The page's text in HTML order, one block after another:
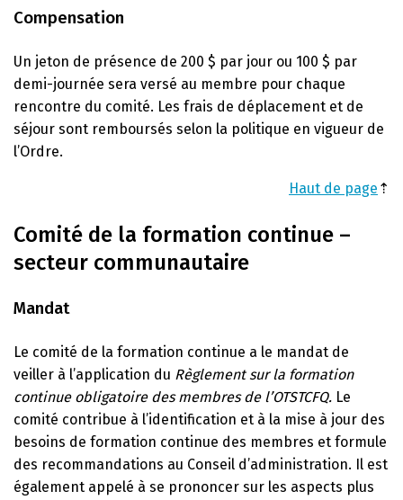
Compensation
Un jeton de présence de 200 $ par jour ou 100 $ par
demi-journée sera versé au membre pour chaque
rencontre du comité. Les frais de déplacement et de
séjour sont remboursés selon la politique en vigueur de
l’Ordre.
Haut de page ⇡
Comité de la formation continue –
secteur communautaire
Mandat
Le comité de la formation continue a le mandat de
veiller à l’application du Règlement sur la formation
continue obligatoire des membres de l’OTSTCFQ. Le
comité contribue à l’identification et à la mise à jour des
besoins de formation continue des membres et formule
des recommandations au Conseil d’administration. Il est
également appelé à se prononcer sur les aspects plus